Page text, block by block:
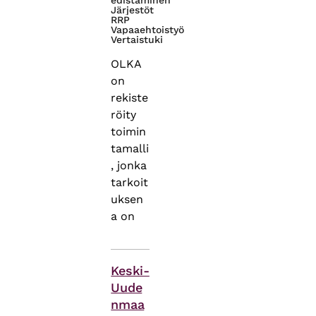
Järjestöt
RRP
Vapaaehtoistyö
Vertaistuki
OLKA
on
rekiste
röity
toimin
tamalli
, jonka
tarkoit
uksen
a on
Keski-
Uude
nmaa